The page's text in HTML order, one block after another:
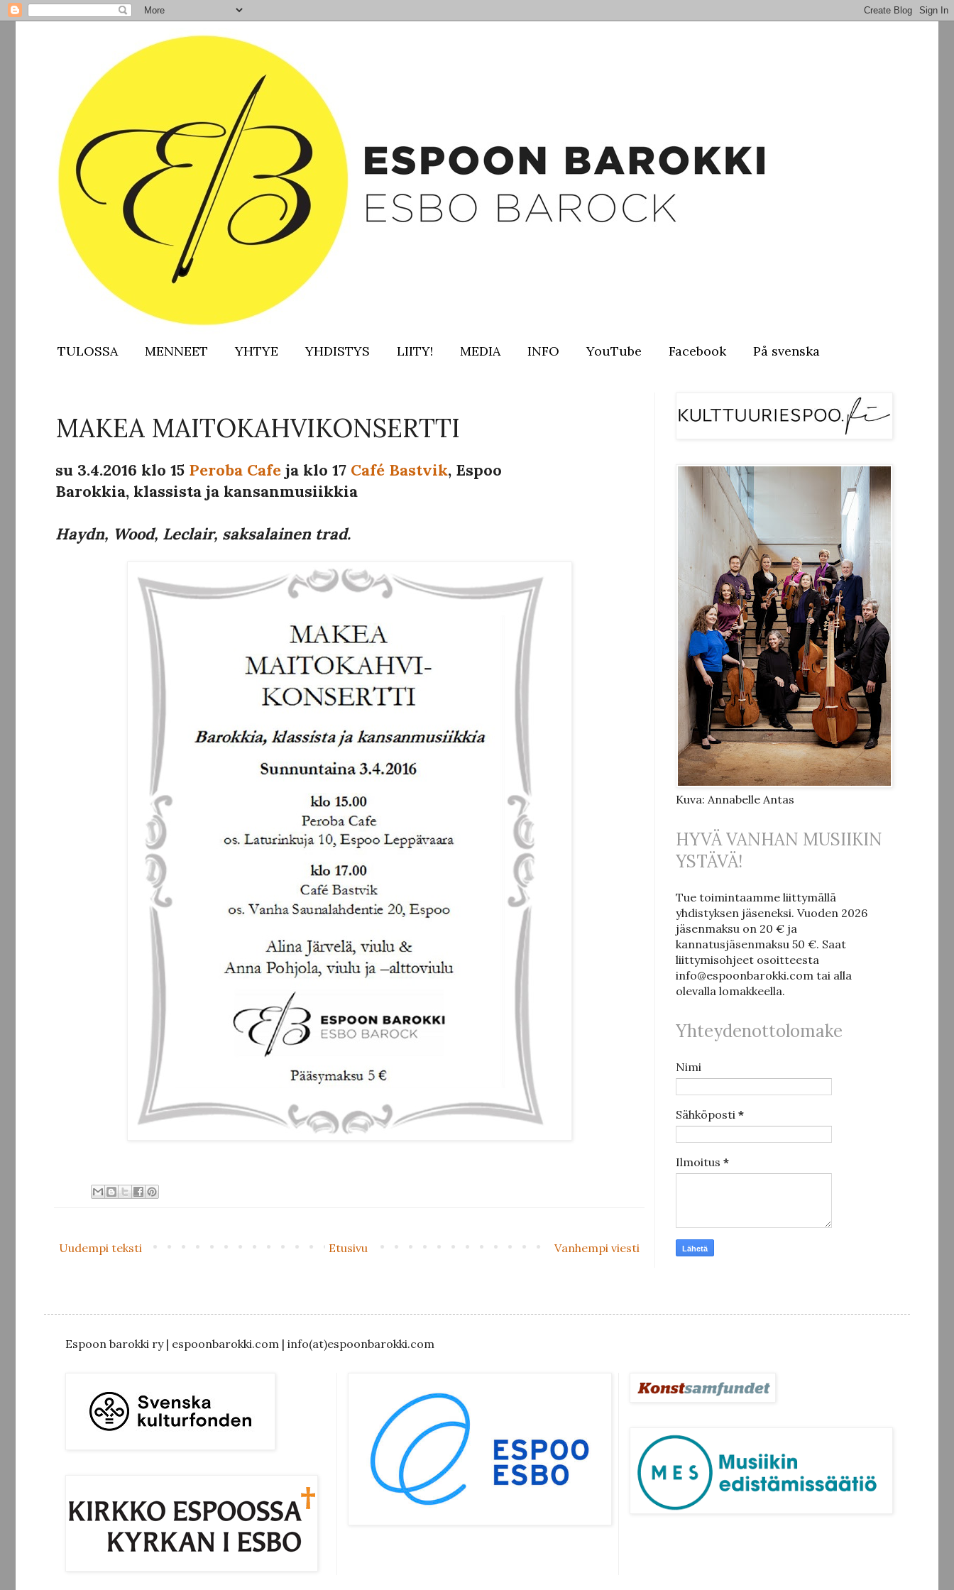
TULOSSA MENNEET YHTYE YHDISTYS LIITY! MEDIA INFO YouTube Facebook På svenska
MAKEA MAITOKAHVIKONSERTTI
su 3.4.2016 klo 15 Peroba Cafe ja klo 17 Café Bastvik, Espoo
Barokkia, klassista ja kansanmusiikkia
Haydn, Wood, Leclair, saksalainen trad.
Uudempi teksti Vanhempi viesti
Etusivu
Kuva: Annabelle Antas
HYVÄ VANHAN MUSIIKIN
YSTÄVÄ!
Tue toimintaamme liittymällä
yhdistyksen jäseneksi. Vuoden 2026
jäsenmaksu on 20 € ja
kannatusjäsenmaksu 50 €. Saat
liittymisohjeet osoitteesta
info@espoonbarokki.com tai alla
olevalla lomakkeella.
Yhteydenottolomake
Nimi
Sähköposti *
Ilmoitus *
Espoon barokki ry | espoonbarokki.com | info(at)espoonbarokki.com